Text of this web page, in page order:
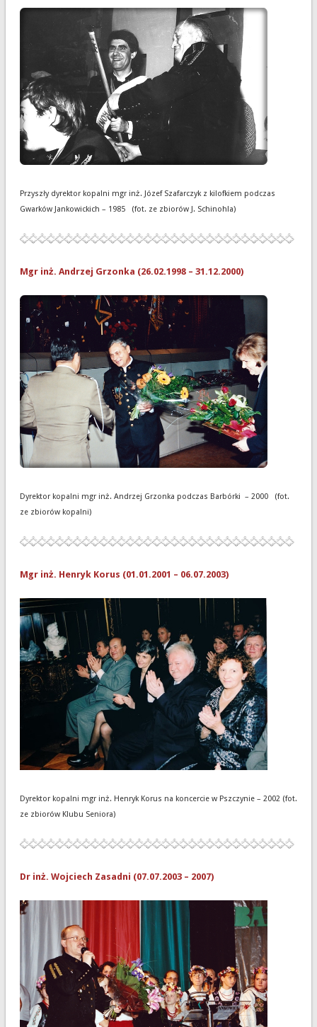
Przyszły dyrektor kopalni mgr inż. Józef Szafarczyk z kilofkiem podczas
Gwarków Jankowickich – 1985 (fot. ze zbiorów J. Schinohla)
Mgr inż. Andrzej Grzonka (26.02.1998 – 31.12.2000)
Dyrektor kopalni mgr inż. Andrzej Grzonka podczas Barbórki – 2000 (fot.
ze zbiorów kopalni)
Mgr inż. Henryk Korus (01.01.2001 – 06.07.2003)
Dyrektor kopalni mgr inż. Henryk Korus na koncercie w Pszczynie – 2002 (fot.
ze zbiorów Klubu Seniora)
Dr inż. Wojciech Zasadni (07.07.2003 – 2007)